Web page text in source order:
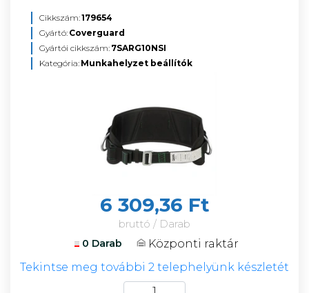
Cikkszám:179654
Gyártó: Coverguard
Gyártói cikkszám: 7SARG10NSI
Kategória: Munkahelyzet beállítók
6 309,36 Ft
bruttó / Darab
0 Darab
Központi raktár
Tekintse meg további 2 telephelyünk készletét